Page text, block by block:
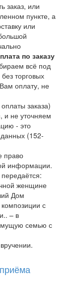
заказ, или
пункте, а
или
по заказу
всё под
торговых
оплату, не
заказа)
и не уточняем
- это
(152-
право
информации.
женщине
Дом
с
– в
семью с